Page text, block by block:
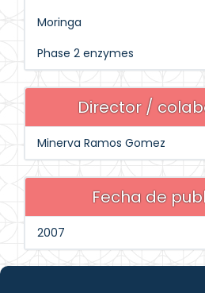
Moringa
Phase 2 enzymes
Director /
Minerva Ramos Gomez
Fecha de
2007